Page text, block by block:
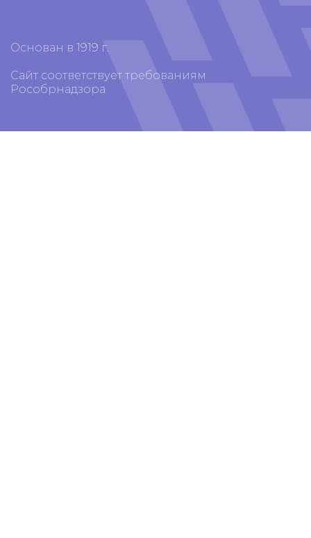
Основан в 1919 г.
Сайт соответствует требованиям
Рособрнадзора